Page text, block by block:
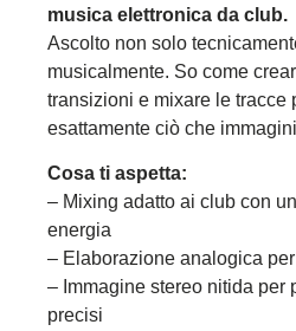
musica elettronica da club.
Ascolto non solo
musicalmente. So come
transizioni e mixare le tracce
esattamente ciò che
Cosa ti aspetta:
– Mixing adatto ai club con
energia
– Elaborazione analogica
– Immagine stereo nitida per
precisi